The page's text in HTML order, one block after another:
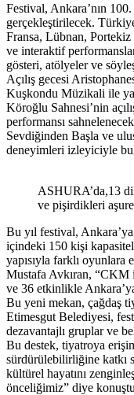
Festival, Ankara’nın
gerçekleştirilecek.
Fransa, Lübnan, Portekiz
ve interaktif
gösteri, atölyeler ve
Açılış gecesi
Kuşkondu Müzikali ile
Köroğlu Sahnesi’nin
performansı
Sevdiğinden Başla ve
deneyimleri izleyiciyle
ASHURA’da,13
ve pişirdikleri
Bu yıl festival,
içindeki 150 kişi
yapısıyla farklı oyunlara
Mustafa Avkıran, “CKM
ve 36 etkinlikle
Bu yeni mekan, çağdaş
Etimesgut Belediyesi,
dezavantajlı gruplar ve
Bu destek, tiyatroya
sürdürülebilirliğine katkı
kültürel hayatını
önceliğimiz” diye